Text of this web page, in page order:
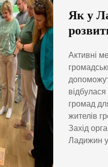
Як у
Активні
відбулася
громад
жителів
Захід
Ладижин